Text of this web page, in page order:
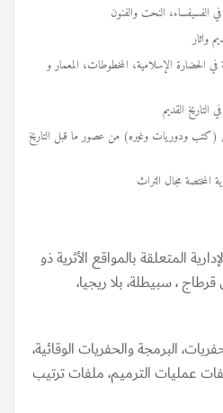
الفسيفساء، النحت والفنون
واثار
الحضارة الإسلامية، المخطوطات، المعمار و
القديم
ودوريات وغيره) من عصور ما قبل التاريخ
المختصة مجال التراث
المتعلقة بالمواقع الأثرية ذو
، سبيطلة، بلا ريجيا،
البرمجة والحفريات الوقائية،
عمليات الترميم، ملفات ترتيب